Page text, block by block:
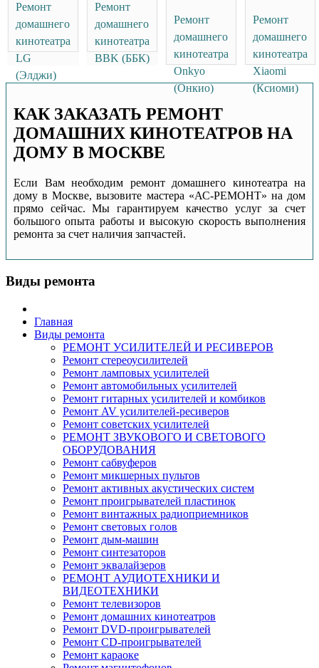
Ремонт
домашнего
кинотеатра
LG
(Элджи)
Ремонт
домашнего
кинотеатра
BBK (ББК)
Ремонт
домашнего
кинотеатра
Onkyo
(Онкио)
Ремонт
домашнего
кинотеатра
Xiaomi
(Ксиоми)
КАК ЗАКАЗАТЬ РЕМОНТ
ДОМАШНИХ КИНОТЕАТРОВ НА
ДОМУ В МОСКВЕ
Если Вам необходим ремонт домашнего кинотеатра на
дому в Москве, вызовите мастера «АС-РЕМОНТ» на дом
прямо сейчас. Мы гарантируем качество услуг за счет
большого опыта работы и высокую скорость выполнения
ремонта за счет наличия запчастей.
Виды ремонта
Главная
Виды ремонта
РЕМОНТ УСИЛИТЕЛЕЙ И РЕСИВЕРОВ
Ремонт стереоусилителей
Ремонт ламповых усилителей
Ремонт автомобильных усилителей
Ремонт гитарных усилителей и комбиков
Ремонт AV усилителей-ресиверов
Ремонт советских усилителей
РЕМОНТ ЗВУКОВОГО И СВЕТОВОГО
ОБОРУДОВАНИЯ
Ремонт сабвуферов
Ремонт микшерных пультов
Ремонт активных акустических систем
Ремонт проигрывателей пластинок
Ремонт винтажных радиоприемников
Ремонт световых голов
Ремонт дым-машин
Ремонт синтезаторов
Ремонт эквалайзеров
РЕМОНТ АУДИОТЕХНИКИ И
ВИДЕОТЕХНИКИ
Ремонт телевизоров
Ремонт домашних кинотеатров
Ремонт DVD-проигрывателей
Ремонт CD-проигрывателей
Ремонт караоке